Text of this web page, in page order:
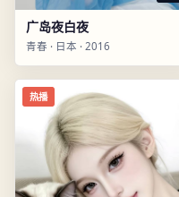
广岛夜白夜
青春 · 日本 · 2016
热播